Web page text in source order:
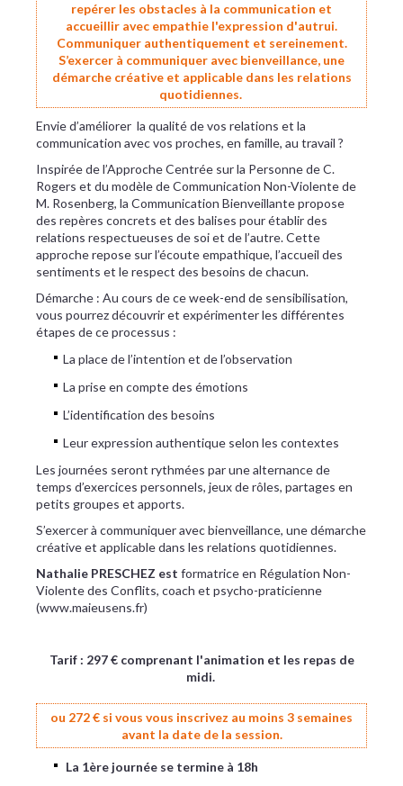
repérer les obstacles à la communication et
accueillir avec empathie l'expression d'autrui.
Communiquer authentiquement et sereinement.
S’exercer à communiquer avec bienveillance, une
démarche créative et applicable dans les relations
quotidiennes.
Envie d’améliorer la qualité de vos relations et la
communication avec vos proches, en famille, au travail ?
Inspirée de l’Approche Centrée sur la Personne de C.
Rogers et du modèle de Communication Non-Violente de
M. Rosenberg, la Communication Bienveillante propose
des repères concrets et des balises pour établir des
relations respectueuses de soi et de l’autre. Cette
approche repose sur l’écoute empathique, l’accueil des
sentiments et le respect des besoins de chacun.
Démarche : Au cours de ce week-end de sensibilisation,
vous pourrez découvrir et expérimenter les différentes
étapes de ce processus :
La place de l’intention et de l’observation
La prise en compte des émotions
L’identification des besoins
Leur expression authentique selon les contextes
Les journées seront rythmées par une alternance de
temps d’exercices personnels, jeux de rôles, partages en
petits groupes et apports.
S’exercer à communiquer avec bienveillance, une démarche
créative et applicable dans les relations quotidiennes.
Nathalie PRESCHEZ est formatrice en Régulation Non-
Violente des Conflits, coach et psycho-praticienne
(www.maieusens.fr)
Tarif : 297 € comprenant l'animation et les repas de
midi.
ou 272 € si vous vous inscrivez au moins 3 semaines
avant la date de la session.
La 1ère journée se termine à 18h